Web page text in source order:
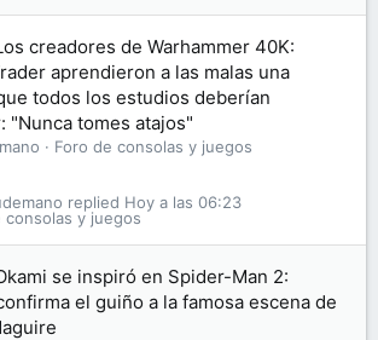
creadores de Warhammer 40K:
aprendieron a las malas una
todos los estudios deberían
"Nunca tomes atajos"
Foro de consolas y juegos
consolas y juegos
Hoy a las 06:23
se inspiró en Spider-Man 2:
el guiño a la famosa escena de